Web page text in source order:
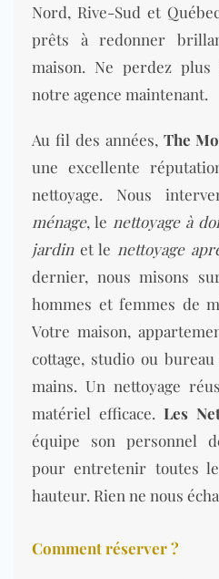
Nord, Rive-Sud et
prêts à redonner
maison. Ne perdez
notre agence maintenant.
Au fil des années, The
une excellente
nettoyage. Nous
ménage, le nettoyage à
jardinet le nettoyage
dernier, nous misons
hommes et femmes de
Votre maison,
cottage, studio ou
mains. Un nettoyage
matériel efficace. Les
équipe son personnel
pour entretenir toutes
hauteur. Rien ne nous
Comment réserver ?